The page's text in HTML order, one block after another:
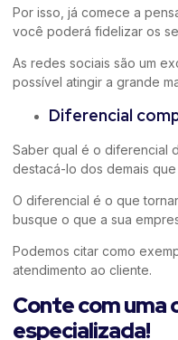
Por isso, já comece a
você poderá fidelizar os
As redes sociais são um
possível atingir a grande
Diferencial
Saber qual é o diferencial
destacá-lo dos demais que
O diferencial é o que
busque o que a sua
Podemos citar como
atendimento ao cliente.
Conte com uma
especializada!